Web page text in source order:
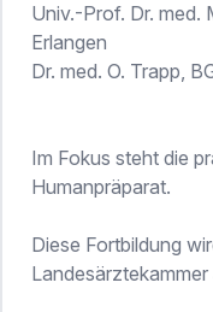
Univ.-Prof. Dr. med.
Erlangen
Dr. med. O. Trapp,
Im Fokus steht die
Humanpräparat.
Diese Fortbildung